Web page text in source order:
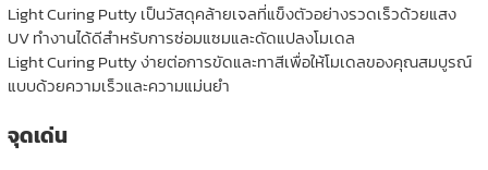
Light Curing Putty เป็นวัสดุคล้ายเจลที่แข็งตัวอย่างรวดเร็วด้วยแสง
UV ทำงานได้ดีสำหรับการซ่อมแซมและดัดแปลงโมเดล
Light Curing Putty ง่ายต่อการขัดและทาสีเพื่อให้โมเดลของคุณสมบูรณ์
แบบด้วยความเร็วและความแม่นยำ
จุดเด่น